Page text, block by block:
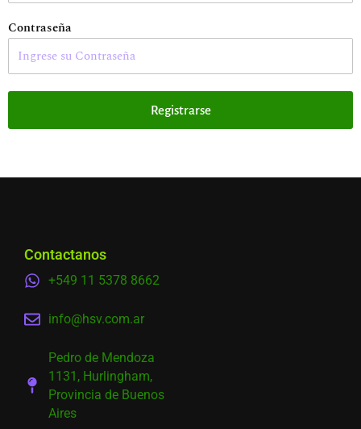
Contraseña
Registrarse
Contactanos
+549 11 5378 8662
info@hsv.com.ar
Pedro de Mendoza
1131, Hurlingham,
Provincia de Buenos
Aires